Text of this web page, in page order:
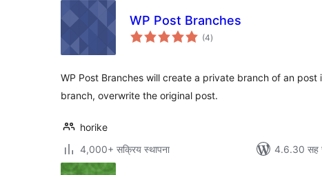
WP Post Branches
(4एकूण
मूल्यांकन
)
WP Post Branches will create a private branch of an post
branch, overwrite the original post.
horike
4,000+ सक्रिय स्थापना
4.6.30 सह